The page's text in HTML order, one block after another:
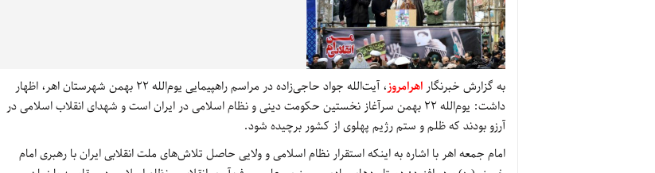
به گزارش خبرنگار اهرامروز
، آیت‌الله جواد حاجی‌زاده در مراسم راهپیمایی یوم‌الله 22 بهمن شهرستان اهر، اظهار
داشت: یوم‌الله 22 بهمن سرآغاز نخستین حکومت دینی و نظام اسلامی در ایران است و شهدای انقلاب اسلامی در
آرزو بودند که ظلم و ستم رژیم پهلوی از کشور برچیده شود.
امام جمعه اهر با اشاره به اینکه استقرار نظام اسلامی و ولایی حاصل تلاش‌های ملت انقلابی ایران با رهبری امام